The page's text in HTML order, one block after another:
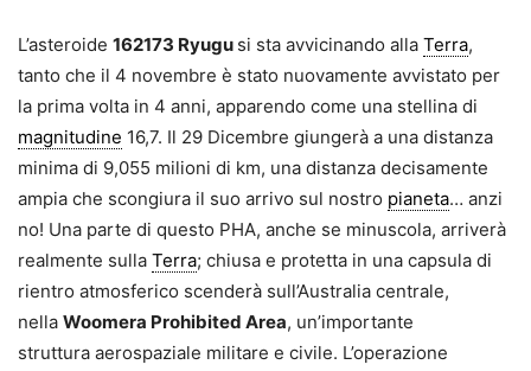
L’asteroide 162173 Ryugu si sta avvicinando alla Terra,
tanto che il 4 novembre è stato nuovamente avvistato per
la prima volta in 4 anni, apparendo come una stellina di
magnitudine 16,7. Il 29 Dicembre giungerà a una distanza
minima di 9,055 milioni di km, una distanza decisamente
ampia che scongiura il suo arrivo sul nostro pianeta… anzi
no! Una parte di questo PHA, anche se minuscola, arriverà
realmente sulla Terra; chiusa e protetta in una capsula di
rientro atmosferico scenderà sull’Australia centrale,
nella Woomera Prohibited Area, un’importante
struttura aerospaziale militare e civile. L’operazione